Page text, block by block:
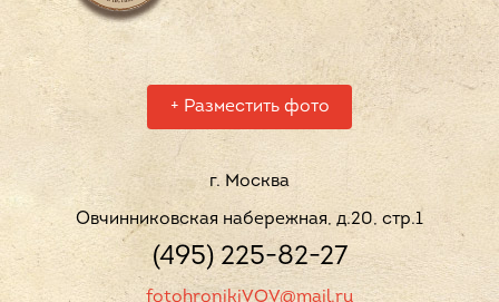
+ Разместить фото
г. Москва
Овчинниковская набережная, д.20, стр.1
(495) 225-82-27
fotohronikiVOV@mail.ru